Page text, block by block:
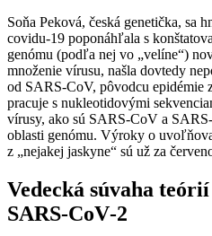
Soňa Peková, česká genetička, sa
covidu-19 poponáhľala s
genómu (podľa nej vo „velíne“)
množenie vírusu, našla dovtedy
od SARS-CoV, pôvodcu epidémie
pracuje s nukleotidovými
vírusy, ako sú SARS-CoV a
oblasti genómu. Výroky o
z „nejakej jaskyne“ sú už za
Vedecká súvaha
SARS‑CoV‑2